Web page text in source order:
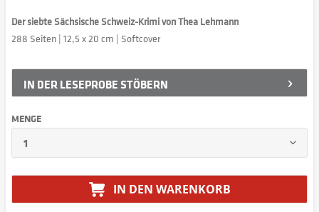
Der siebte Sächsische Schweiz-Krimi von Thea Lehmann
288 Seiten | 12,5 x 20 cm | Softcover
IN DERLESEPROBE STÖBERN
MENGE
IN DEN WARENKORB